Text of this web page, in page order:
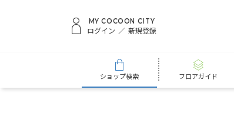
MY COCOON CITY
ログイン 新規登録
ショップ検索 フロアガイド